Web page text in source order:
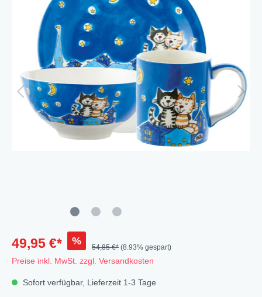
49,95 €* %
54,85 €* (8.93% gespart)
Preise inkl. MwSt. zzgl. Versandkosten
Sofort verfügbar, Lieferzeit 1-3 Tage